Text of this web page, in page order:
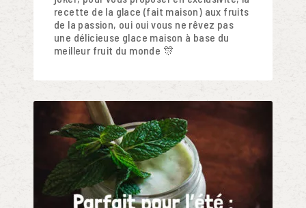
recette de la glace (fait maison) aux fruits
de la passion, oui oui vous ne rêvez pas
une délicieuse glace maison à base du
meilleur fruit du monde 🎊